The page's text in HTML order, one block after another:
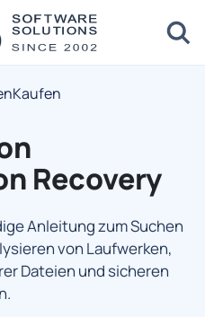
Kaufen
Recovery
Anleitung zum Suchen
von Laufwerken,
Dateien und sicheren